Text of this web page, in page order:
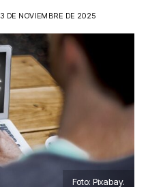
3 DE NOVIEMBRE DE 2025
Foto: Pixabay.